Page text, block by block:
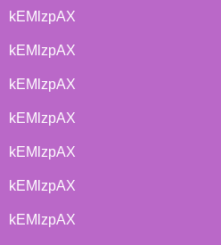
kEMlzpAX
kEMlzpAX
kEMlzpAX
kEMlzpAX
kEMlzpAX
kEMlzpAX
kEMlzpAX